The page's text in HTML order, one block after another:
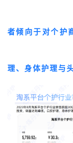
者倾向于对个护
理、身体护理与